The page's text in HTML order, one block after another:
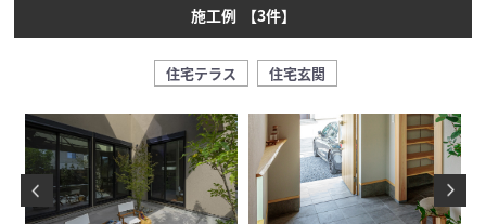
施工例 【3件】
住宅テラス 住宅玄関